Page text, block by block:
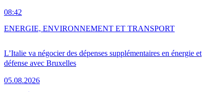
08:42
L’Italie va négocier des dépenses supplémentaires en énergie et
défense avec Bruxelles
05.08.2026
ENERGIE, ENVIRONNEMENT ET TRANSPORT